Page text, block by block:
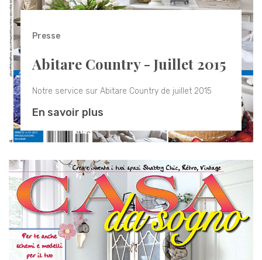
Presse
Abitare Country - Juillet 2015
Notre service sur Abitare Country de juillet 2015
En savoir plus